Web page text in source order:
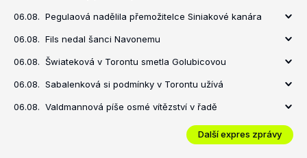
06.08. Pegulaová nadělila přemožitelce Siniakové kanára
06.08. Fils nedal šanci Navonemu
06.08. Šwiateková v Torontu smetla Golubicovou
06.08. Sabalenková si podmínky v Torontu užívá
06.08. Valdmannová píše osmé vítězství v řadě
Další expres zprávy